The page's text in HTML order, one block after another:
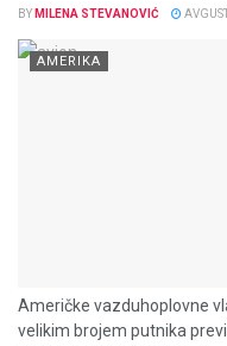
BY MILENA STEVANOVIĆ
AMERIKA
Američke vazduhoplovne
velikim brojem putnika